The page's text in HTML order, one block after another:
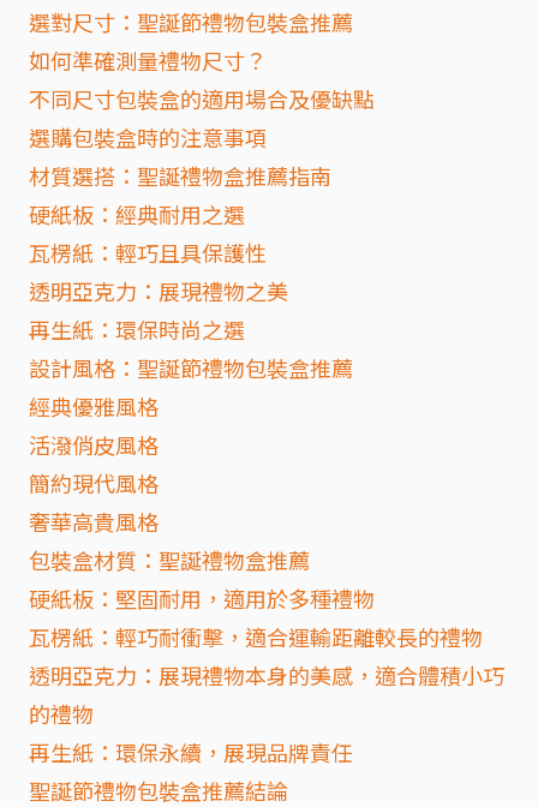
選對尺寸：聖誕節禮物包裝盒推薦
如何準確測量禮物尺寸？
不同尺寸包裝盒的適用場合及優缺點
選購包裝盒時的注意事項
材質選搭：聖誕禮物盒推薦指南
硬紙板：經典耐用之選
瓦楞紙：輕巧且具保護性
透明亞克力：展現禮物之美
再生紙：環保時尚之選
設計風格：聖誕節禮物包裝盒推薦
經典優雅風格
活潑俏皮風格
簡約現代風格
奢華高貴風格
包裝盒材質：聖誕禮物盒推薦
硬紙板：堅固耐用，適用於多種禮物
瓦楞紙：輕巧耐衝擊，適合運輸距離較長的禮物
透明亞克力：展現禮物本身的美感，適合體積小巧
的禮物
再生紙：環保永續，展現品牌責任
聖誕節禮物包裝盒推薦結論